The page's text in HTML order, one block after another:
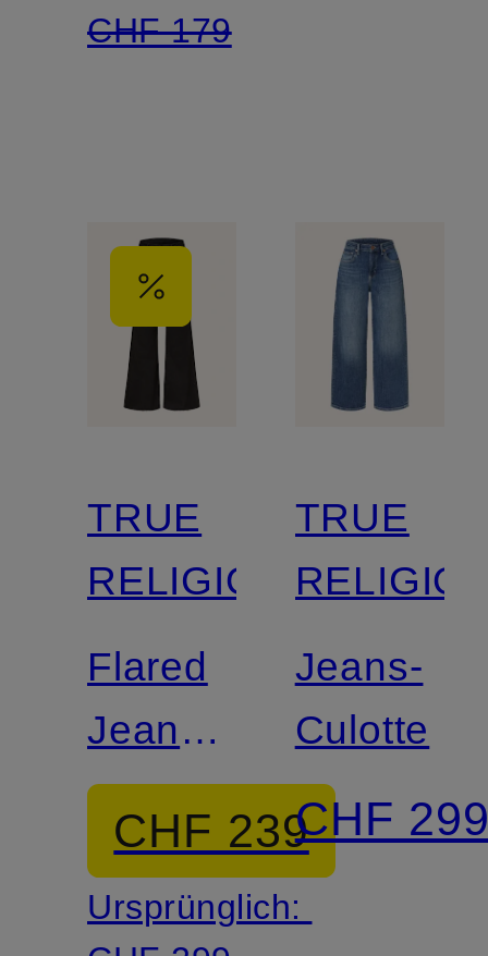
CHF 179
TRUE
RELIGION
Flared
Jeans
MIJA
CHF 239
Ursprünglich:
TRUE
Jeans-
Culotte
CHF